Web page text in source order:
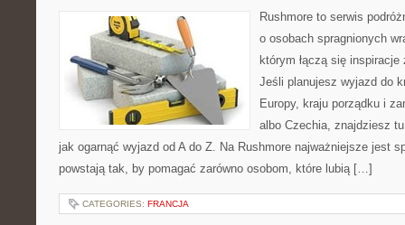
Rushmore to serwis
o osobach spragnionych
którym łączą się
Jeśli planujesz wyjazd do
Europy, kraju porządku i
albo Czechia, znajdziesz
jak ogarnąć wyjazd od A do Z. Na Rushmore najważniejsze jest
powstają tak, by pomagać zarówno osobom, które lubią […]
CATEGORIES: FRANCJA